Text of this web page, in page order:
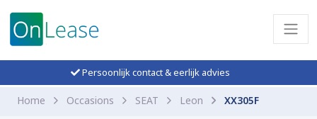
Persoonlijk contact & eerlijk advies
Home Occasions SEAT Leon XX305F